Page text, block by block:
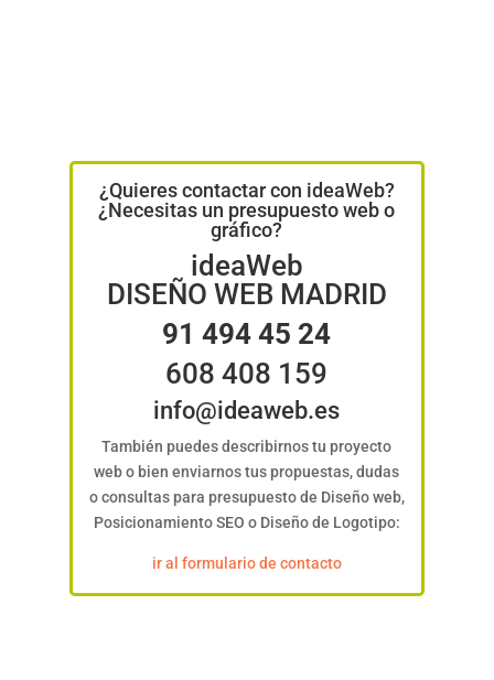
¿Quieres contactar con ideaWeb?
¿Necesitas un presupuesto web o
gráfico?
ideaWeb
DISEÑO WEB MADRID
91 494 45 24
608 408 159
info@ideaweb.es
También puedes describirnos tu proyecto
web o bien enviarnos tus propuestas, dudas
o consultas para presupuesto de Diseño web,
Posicionamiento SEO o Diseño de Logotipo:
ir al formulario de contacto